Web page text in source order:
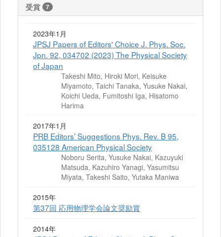
受賞 7
2023年1月
JPSJ Papers of Editors' Choice J. Phys. Soc.
Jpn. 92, 034702 (2023) The Physical Society
of Japan
Takeshi Mito, Hiroki Mori, Keisuke
Miyamoto, Taichi Tanaka, Yusuke Nakai,
Koichi Ueda, Fumitoshi Iga, Hisatomo
Harima
2017年1月
PRB Editors’ Suggestions Phys. Rev. B 95,
035128 American Physical Society
Noboru Serita, Yusuke Nakai, Kazuyuki
Matsuda, Kazuhiro Yanagi, Yasumitsu
Miyata, Takeshi Saito, Yutaka Maniwa
2015年
第37回 応用物理学会論文奨励賞
2014年